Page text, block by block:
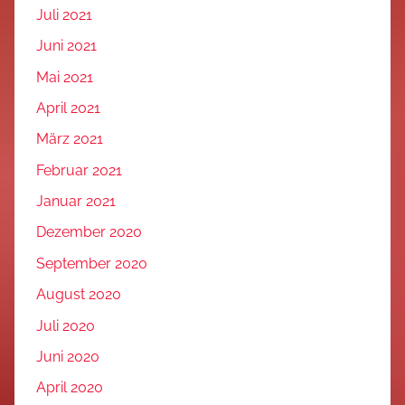
Juli 2021
Juni 2021
Mai 2021
April 2021
März 2021
Februar 2021
Januar 2021
Dezember 2020
September 2020
August 2020
Juli 2020
Juni 2020
April 2020